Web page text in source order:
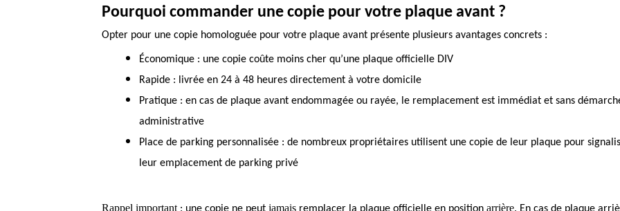
Pourquoi commander une copie pour votre plaque avant ?
Opter pour une copie homologuée pour votre plaque avant présente plusieurs avantages concrets :
Économique : une copie coûte moins cher qu’une plaque officielle DIV
Rapide : livrée en 24 à 48 heures directement à votre domicile
Pratique : en cas de plaque avant endommagée ou rayée, le remplacement est immédiat et sans
administrative
Place de parking personnalisée : de nombreux propriétaires utilisent une copie de leur plaque pour
leur emplacement de parking privé
Rappel important jamais arrière